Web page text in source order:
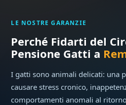
LE NOSTRE GARANZIE
Perché Fidarti del
Pensione Gatti a
I gatti sono animali delicati: una
causare stress cronico,
comportamenti anomali al